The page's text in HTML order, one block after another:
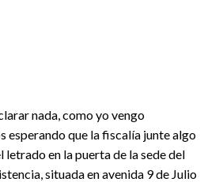
nada, como yo vengo
esperando que la fiscalía junte algo
letrado en la puerta de la sede del
situada en avenida 9 de Julio